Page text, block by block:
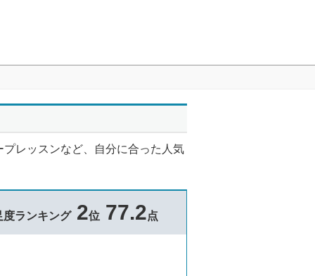
レッスンなど、自分に合った人気
度ランキング2位 77.2点